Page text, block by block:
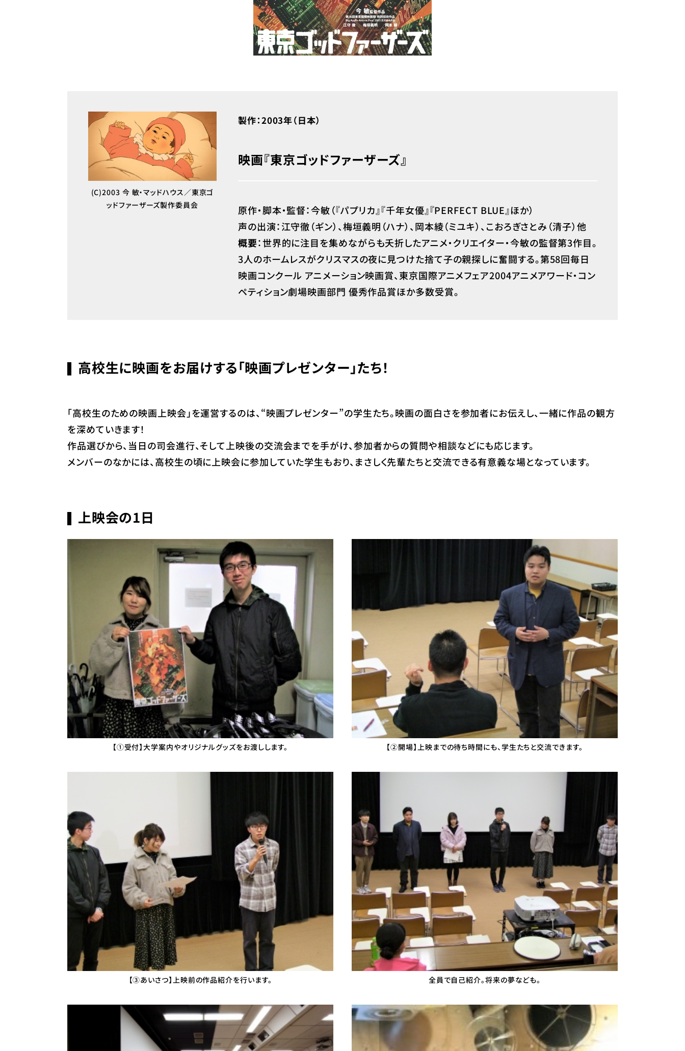
(C)2003 今 敏・マッドハウス／東京ゴ
ッドファーザーズ製作委員会
製作：2003年（日本）
映画『東京ゴッドファーザーズ』
原作・脚本・監督：今敏（『パプリカ』『千年女優』『PERFECT BLUE』ほか）
声の出演：江守徹（ギン）、梅垣義明（ハナ）、岡本綾（ミユキ）、こおろぎさとみ（清子）他
概要：世界的に注目を集めながらも夭折したアニメ・クリエイター・今敏の監督第3作目。
3人のホームレスがクリスマスの夜に見つけた捨て子の親探しに奮闘する。第58回毎日
映画コンクール アニメーション映画賞、東京国際アニメフェア2004アニメアワード・コン
ペティション劇場映画部門 優秀作品賞ほか多数受賞。
高校生に映画をお届けする「映画プレゼンター」たち！
「高校生のための映画上映会」を運営するのは、“映画プレゼンター”の学生たち。映画の面白さを参加者にお伝えし、一緒に作品の観方
を深めていきます！
作品選びから、当日の司会進行、そして上映後の交流会までを手がけ、参加者からの質問や相談などにも応じます。
メンバーのなかには、高校生の頃に上映会に参加していた学生もおり、まさしく先輩たちと交流できる有意義な場となっています。
上映会の1日
【①受付】大学案内やオリジナルグッズをお渡しします。 【②開場】上映までの待ち時間にも、学生たちと交流できます。
【③あいさつ】上映前の作品紹介を行います。 全員で自己紹介。将来の夢なども。